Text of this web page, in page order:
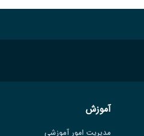
آموزش
مدیریت امور آموزشی